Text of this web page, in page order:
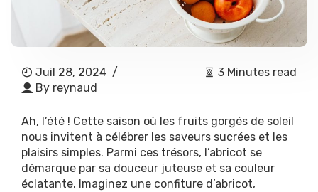
Juil 28, 2024 /
By reynaud
3 Minutes read
Ah, l’été ! Cette saison où les fruits gorgés de soleil
nous invitent à célébrer les saveurs sucrées et les
plaisirs simples. Parmi ces trésors, l’abricot se
démarque par sa douceur juteuse et sa couleur
éclatante. Imaginez une confiture d’abricot,